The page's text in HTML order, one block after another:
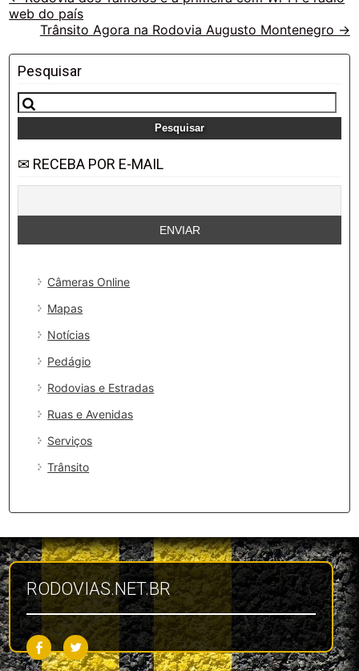
outras
vias
web do país
Trânsito Agora na Rodovia Augusto Montenegro →
Pesquisar
Pesquisar
por:
✉ RECEBA POR E-MAIL
Câmeras Online
Mapas
Notícias
Pedágio
Rodovias e Estradas
Ruas e Avenidas
Serviços
Trânsito
RODOVIAS.NET.BR